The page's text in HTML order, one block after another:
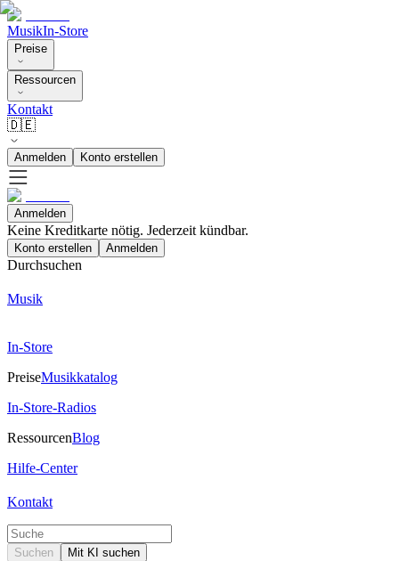
MusikIn-Store
Preise
Ressourcen
Kontakt
🇩🇪
Anmelden Konto erstellen
Anmelden
Keine Kreditkarte nötig. Jederzeit kündbar.
Konto erstellen Anmelden
Durchsuchen
Musik
In-Store
PreiseMusikkatalog
In-Store-Radios
RessourcenBlog
Hilfe-Center
Kontakt
Suchen Mit KI suchen